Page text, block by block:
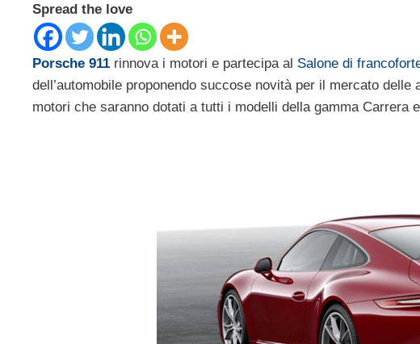
Spread the love
Porsche 911 rinnova i motori e partecipa al Salone di
dell’automobile proponendo succose novità per il mercato
motori che saranno dotati a tutti i modelli della gamma Carrera